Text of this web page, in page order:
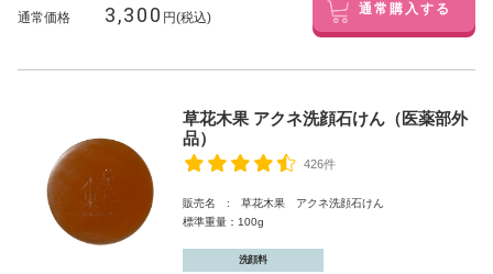
通常価格 3,300 円(税込) 通常購入する
草花木果 アクネ洗顔石けん（医薬部外
品）
426件
販売名 : 草花木果 アクネ洗顔石けん
標準重量：100g
洗顔料